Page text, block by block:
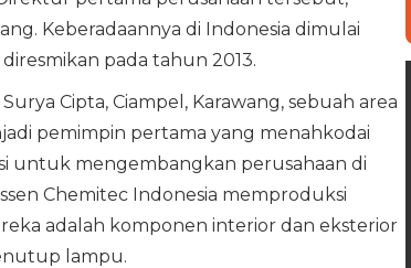
Keberadaannya di Indonesia dimulai
pada tahun 2013.
Cipta, Ciampel, Karawang, sebuah area
pemimpin pertama yang menahkodai
untuk mengembangkan perusahaan di
Chemitec Indonesia memproduksi
adalah komponen interior dan eksterior
lampu.